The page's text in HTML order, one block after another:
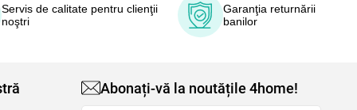
Servis de calitate pentru clienţii
noştri
Garanţia returnării
banilor
Abonați-vă la noutățile 4home!